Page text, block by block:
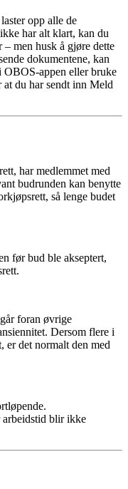
opp alle de
har alt klart, kan du
– men husk å gjøre dette
dokumentene, kan
appen eller bruke
du har sendt inn Meld
har medlemmet med
budrunden kan benytte
så lenge budet
før bud ble akseptert,
foran øvrige
Dersom flere i
er det normalt den med
arbeidstid blir ikke